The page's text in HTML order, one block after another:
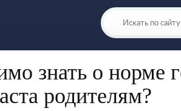
знать о норме
родителям?